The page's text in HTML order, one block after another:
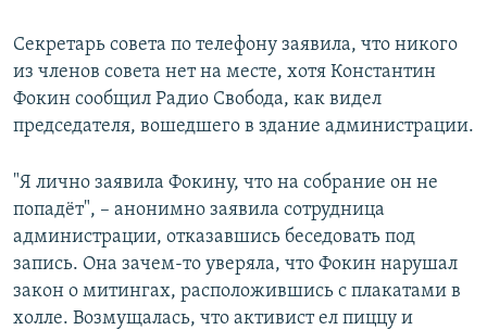
Секретарь совета по телефону заявила, что никого
из членов совета нет на месте, хотя Константин
Фокин сообщил Радио Свобода, как видел
председателя, вошедшего в здание администрации.
"Я лично заявила Фокину, что на собрание он не
попадёт", – анонимно заявила сотрудница
администрации, отказавшись беседовать под
запись. Она зачем-то уверяла, что Фокин нарушал
закон о митингах, расположившись с плакатами в
холле. Возмущалась, что активист ел пиццу и